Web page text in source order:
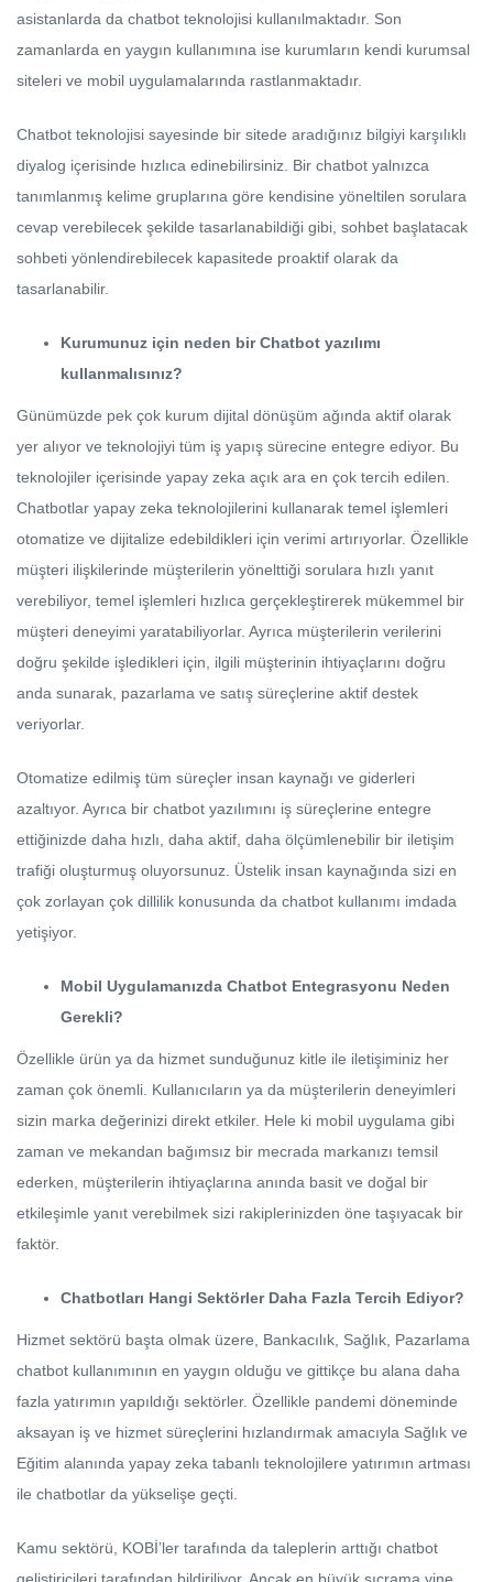
asistanlarda da chatbot teknolojisi kullanılmaktadır. Son
zamanlarda en yaygın kullanımına ise kurumların kendi kurumsal
siteleri ve mobil uygulamalarında rastlanmaktadır.
Chatbot teknolojisi sayesinde bir sitede aradığınız bilgiyi karşılıklı
diyalog içerisinde hızlıca edinebilirsiniz. Bir chatbot yalnızca
tanımlanmış kelime gruplarına göre kendisine yöneltilen sorulara
cevap verebilecek şekilde tasarlanabildiği gibi, sohbet başlatacak
sohbeti yönlendirebilecek kapasitede proaktif olarak da
tasarlanabilir.
Kurumunuz için neden bir Chatbot yazılımı
kullanmalısınız?
Günümüzde pek çok kurum dijital dönüşüm ağında aktif olarak
yer alıyor ve teknolojiyi tüm iş yapış sürecine entegre ediyor. Bu
teknolojiler içerisinde yapay zeka açık ara en çok tercih edilen.
Chatbotlar yapay zeka teknolojilerini kullanarak temel işlemleri
otomatize ve dijitalize edebildikleri için verimi artırıyorlar. Özellikle
müşteri ilişkilerinde müşterilerin yönelttiği sorulara hızlı yanıt
verebiliyor, temel işlemleri hızlıca gerçekleştirerek mükemmel bir
müşteri deneyimi yaratabiliyorlar. Ayrıca müşterilerin verilerini
doğru şekilde işledikleri için, ilgili müşterinin ihtiyaçlarını doğru
anda sunarak, pazarlama ve satış süreçlerine aktif destek
veriyorlar.
Otomatize edilmiş tüm süreçler insan kaynağı ve giderleri
azaltıyor. Ayrıca bir chatbot yazılımını iş süreçlerine entegre
ettiğinizde daha hızlı, daha aktif, daha ölçümlenebilir bir iletişim
trafiği oluşturmuş oluyorsunuz. Üstelik insan kaynağında sizi en
çok zorlayan çok dillilik konusunda da chatbot kullanımı imdada
yetişiyor.
Mobil Uygulamanızda Chatbot Entegrasyonu Neden
Gerekli?
Özellikle ürün ya da hizmet sunduğunuz kitle ile iletişiminiz her
zaman çok önemli. Kullanıcıların ya da müşterilerin deneyimleri
sizin marka değerinizi direkt etkiler. Hele ki mobil uygulama gibi
zaman ve mekandan bağımsız bir mecrada markanızı temsil
ederken, müşterilerin ihtiyaçlarına anında basit ve doğal bir
etkileşimle yanıt verebilmek sizi rakiplerinizden öne taşıyacak bir
faktör.
Chatbotları Hangi Sektörler Daha Fazla Tercih Ediyor?
Hizmet sektörü başta olmak üzere, Bankacılık, Sağlık, Pazarlama
chatbot kullanımının en yaygın olduğu ve gittikçe bu alana daha
fazla yatırımın yapıldığı sektörler. Özellikle pandemi döneminde
aksayan iş ve hizmet süreçlerini hızlandırmak amacıyla Sağlık ve
Eğitim alanında yapay zeka tabanlı teknolojilere yatırımın artması
ile chatbotlar da yükselişe geçti.
Kamu sektörü, KOBİ’ler tarafında da taleplerin arttığı chatbot
geliştiricileri tarafından bildiriliyor. Ancak en büyük sıçrama yine